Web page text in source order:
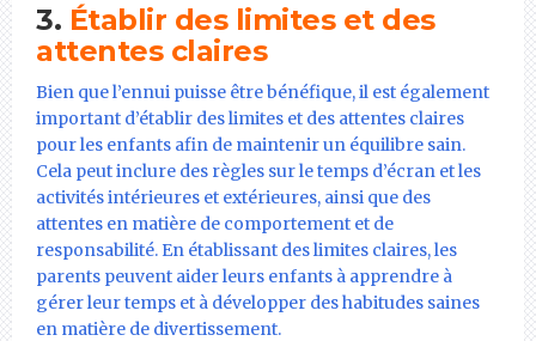
3. Établir des limites et des
attentes claires
Bien que l’ennui puisse être bénéfique, il est également
important d’établir des limites et des attentes claires
pour les enfants afin de maintenir un équilibre sain.
Cela peut inclure des règles sur le temps d’écran et les
activités intérieures et extérieures, ainsi que des
attentes en matière de comportement et de
responsabilité. En établissant des limites claires, les
parents peuvent aider leurs enfants à apprendre à
gérer leur temps et à développer des habitudes saines
en matière de divertissement.